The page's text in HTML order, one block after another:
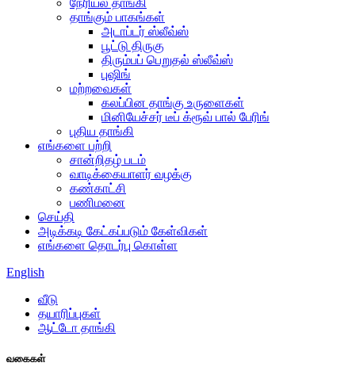
நேரியல் தாங்கி
தாங்கும் பாகங்கள்
அடாப்டர் ஸ்லீவ்ஸ்
பூட்டு திருகு
திரும்பப் பெறுதல் ஸ்லீவ்ஸ்
புஷிங்
மற்றவைகள்
கலப்பின தாங்கு உருளைகள்
மினியேச்சர் டீப் க்ரூவ் பால் பேரிங்
புதிய தாங்கி
எங்களை பற்றி
சான்றிதழ் படம்
வாடிக்கையாளர் வழக்கு
கண்காட்சி
பணிமனை
செய்தி
அடிக்கடி கேட்கப்படும் கேள்விகள்
எங்களை தொடர்பு கொள்ள
English
வீடு
தயாரிப்புகள்
ஆட்டோ தாங்கி
வகைகள்